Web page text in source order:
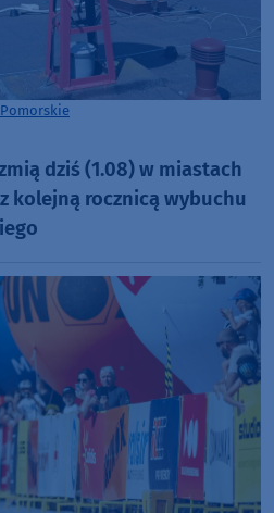
dziś (1.08) w miastach
kolejną rocznicą wybuchu